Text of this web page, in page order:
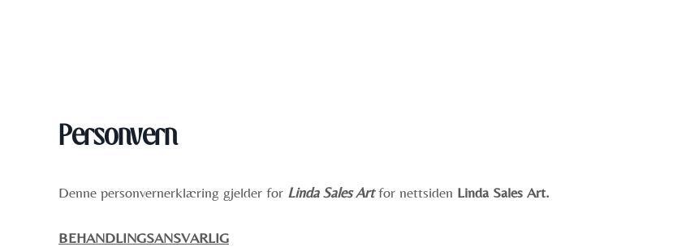
Personvern
Denne personvernerklæring gjelder for Linda Sales Artfor nettsiden Linda Sales Art.
BEHANDLINGSANSVARLIG